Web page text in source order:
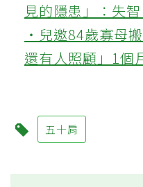
見的隱患」：失
‧兒邀84歲寡母
還有人照顧」1個
五十肩